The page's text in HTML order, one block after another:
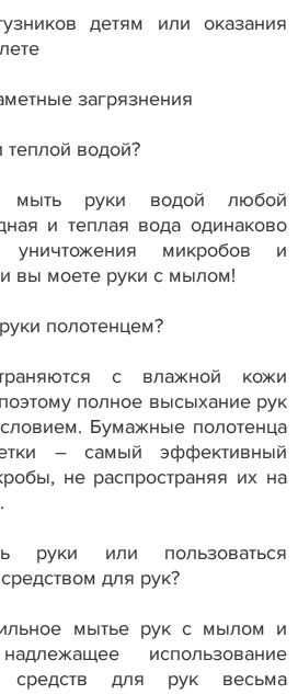
детям или оказания
загрязнения
водой?
руки водой любой
и теплая вода одинаково
микробов и
вы моете руки с мылом!
полотенцем?
с влажной кожи
полное высыхание рук
Бумажные полотенца
– самый эффективный
не распространяя их на
руки или пользоваться
для рук?
мытье рук с мылом и
использование
средств для рук весьма